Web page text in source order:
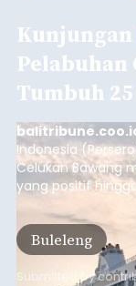
Pelabuhan
Tumbuh
Indonesia
Celukan Bawang
yang positif
dari arus kapal
Tonnage (GT),
dibandingkan
yang tercatat
Buleleng
Submitted by